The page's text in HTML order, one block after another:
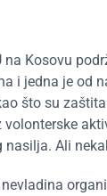
na Kosovu
i jedna je od
što su
Ali